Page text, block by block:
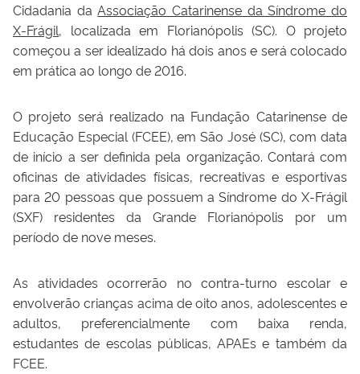
Cidadania daAssociação Catarinense da Síndrome do
X-Frágil, localizada em Florianópolis (SC). O projeto
começou a ser idealizado há dois anos e será colocado
em prática ao longo de 2016.
O projeto será realizado na Fundação Catarinense de
Educação Especial (FCEE), em São José (SC), com data
de início a ser definida pela organização. Contará com
oficinas de atividades físicas, recreativas e esportivas
para 20 pessoas que possuem a Síndrome do X-Frágil
(SXF) residentes da Grande Florianópolis por um
período de nove meses.
As atividades ocorrerão no contra-turno escolar e
envolverão crianças acima de oito anos, adolescentes e
adultos, preferencialmente com baixa renda,
estudantes de escolas públicas, APAEs e também da
FCEE.